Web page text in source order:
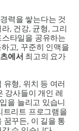
력을 쌓는다는 것
, 건강, 균형, 그리
타일을 공유하는
고, 꾸준히 인맥을
에서 최고의 요가
형, 위치 등 여러
강사들이 개인 레
을 늘리고 있습니
트리트 프로그램을
꿈꾸든, 이 길을 통